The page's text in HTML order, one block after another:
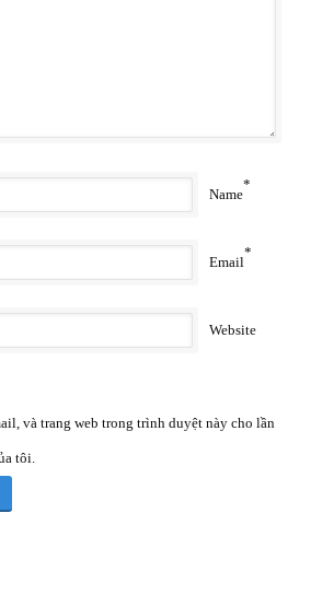
Name
*
Email
*
Website
và trang web trong trình duyệt này cho lần
tôi.